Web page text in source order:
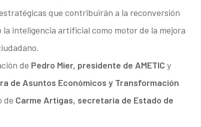
que contribuirán a la reconversión
inteligencia artificial como motor de la mejora
de Pedro Mier, presidente de AMETIC y
de Asuntos Económicos y Transformación
de Carme Artigas, secretaria de Estado de